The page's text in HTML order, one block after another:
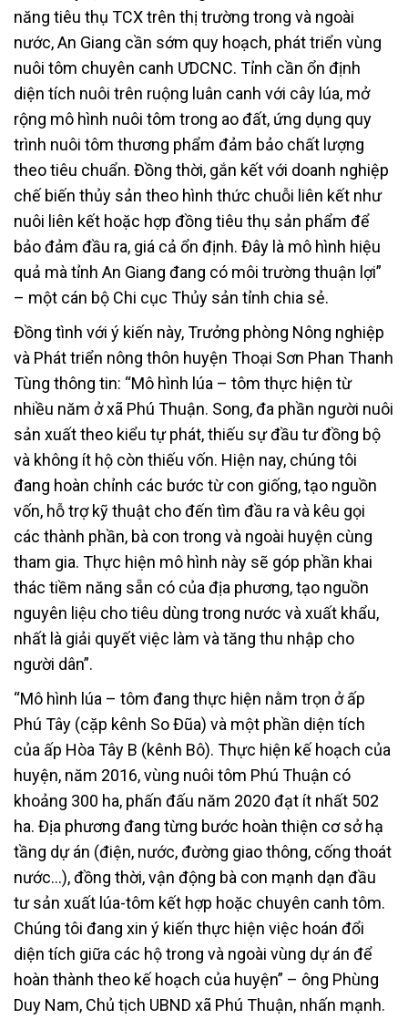
năng tiêu thụ TCX trên thị trường trong và ngoài
nước, An Giang cần sớm quy hoạch, phát triển vùng
nuôi tôm chuyên canh ƯDCNC. Tỉnh cần ổn định
diện tích nuôi trên ruộng luân canh với cây lúa, mở
rộng mô hình nuôi tôm trong ao đất, ứng dụng quy
trình nuôi tôm thương phẩm đảm bảo chất lượng
theo tiêu chuẩn. Đồng thời, gắn kết với doanh nghiệp
chế biến thủy sản theo hình thức chuỗi liên kết như
nuôi liên kết hoặc hợp đồng tiêu thụ sản phẩm để
bảo đảm đầu ra, giá cả ổn định. Đây là mô hình hiệu
quả mà tỉnh An Giang đang có môi trường thuận lợi”
– một cán bộ Chi cục Thủy sản tỉnh chia sẻ.
Đồng tình với ý kiến này, Trưởng phòng Nông nghiệp
và Phát triển nông thôn huyện Thoại Sơn Phan Thanh
Tùng thông tin: “Mô hình lúa – tôm thực hiện từ
nhiều năm ở xã Phú Thuận. Song, đa phần người nuôi
sản xuất theo kiểu tự phát, thiếu sự đầu tư đồng bộ
và không ít hộ còn thiếu vốn. Hiện nay, chúng tôi
đang hoàn chỉnh các bước từ con giống, tạo nguồn
vốn, hỗ trợ kỹ thuật cho đến tìm đầu ra và kêu gọi
các thành phần, bà con trong và ngoài huyện cùng
tham gia. Thực hiện mô hình này sẽ góp phần khai
thác tiềm năng sẵn có của địa phương, tạo nguồn
nguyên liệu cho tiêu dùng trong nước và xuất khẩu,
nhất là giải quyết việc làm và tăng thu nhập cho
người dân”.
“Mô hình lúa – tôm đang thực hiện nằm trọn ở ấp
Phú Tây (cặp kênh So Đũa) và một phần diện tích
của ấp Hòa Tây B (kênh Bô). Thực hiện kế hoạch của
huyện, năm 2016, vùng nuôi tôm Phú Thuận có
khoảng 300 ha, phấn đấu năm 2020 đạt ít nhất 502
ha. Địa phương đang từng bước hoàn thiện cơ sở hạ
tầng dự án (điện, nước, đường giao thông, cống thoát
nước…), đồng thời, vận động bà con mạnh dạn đầu
tư sản xuất lúa-tôm kết hợp hoặc chuyên canh tôm.
Chúng tôi đang xin ý kiến thực hiện việc hoán đổi
diện tích giữa các hộ trong và ngoài vùng dự án để
hoàn thành theo kế hoạch của huyện” – ông Phùng
Duy Nam, Chủ tịch UBND xã Phú Thuận, nhấn mạnh.